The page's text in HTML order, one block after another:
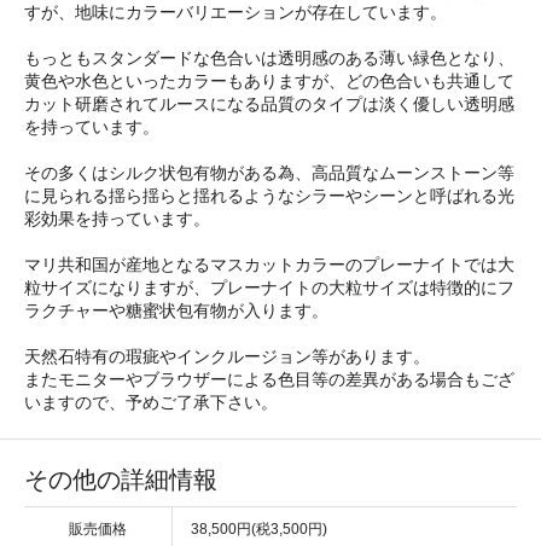
すが、地味にカラーバリエーションが存在しています。
もっともスタンダードな色合いは透明感のある薄い緑色となり、
黄色や水色といったカラーもありますが、どの色合いも共通して
カット研磨されてルースになる品質のタイプは淡く優しい透明感
を持っています。
その多くはシルク状包有物がある為、高品質なムーンストーン等
に見られる揺ら揺らと揺れるようなシラーやシーンと呼ばれる光
彩効果を持っています。
マリ共和国が産地となるマスカットカラーのプレーナイトでは大
粒サイズになりますが、プレーナイトの大粒サイズは特徴的にフ
ラクチャーや糖蜜状包有物が入ります。
天然石特有の瑕疵やインクルージョン等があります。
またモニターやブラウザーによる色目等の差異がある場合もござ
いますので、予めご了承下さい。
その他の詳細情報
販売価格 38,500円(税3,500円)